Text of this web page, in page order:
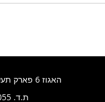
האגוז 6 פארק תעשיות חבל מודיעין (בתאום מראש)
ת.ד. 56055, תל אביב 6156001